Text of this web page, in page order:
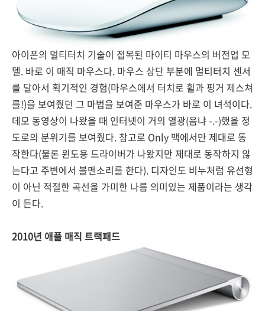
아이폰의 멀티터치 기술이 접목된 마이티 마우스의 버전업 모
델. 바로 이 매직 마우스다. 마우스 상단 부분에 멀티터치 센서
를 달아서 획기적인 경험(마우스에서 터치로 휠과 핑거 제스쳐
를!)을 보여줬던 그 마법을 보여준 마우스가 바로 이 녀석이다.
데모 동영상이 나왔을 때 인터넷이 거의 열광(음냐 -.-)했을 정
도로의 분위기를 보여줬다. 참고로 Only 맥에서만 제대로 동
작한다(물론 윈도용 드라이버가 나왔지만 제대로 동작하지 않
는다고 주변에서 볼맨소리를 한다). 디자인도 비누처럼 유선형
이 아닌 적절한 곡선을 가미한 나름 의미있는 제품이라는 생각
이 든다.
2010년 애플 매직 트랙패드